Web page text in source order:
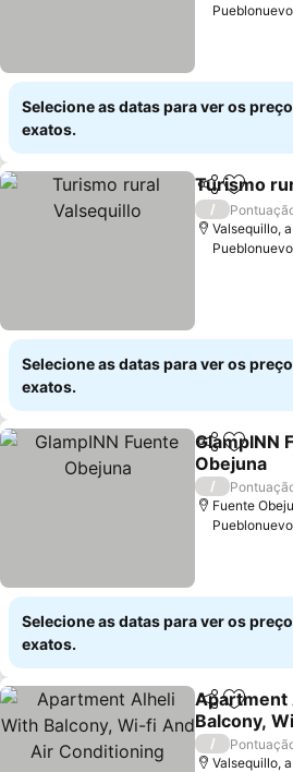
Pueblonuevo
Selecione as datas para ver os
exatos.
Partilhar
Turismo
/
Valsequillo,
Pueblonuevo
Selecione as datas para ver os
exatos.
Partilhar
GlampINN
Obejuna
/
Fuente
Pueblonuevo
Selecione as datas para ver os
exatos.
Partilhar
Apartment
Balcony,
/
Valsequillo,